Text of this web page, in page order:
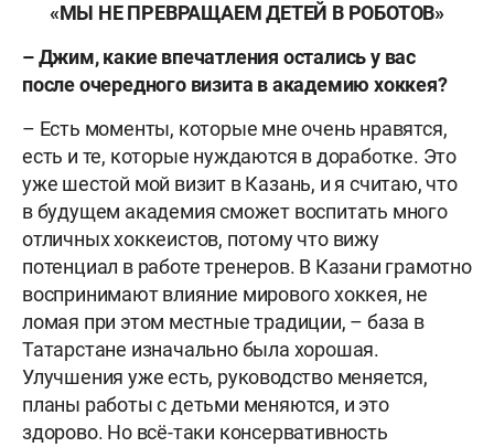
«МЫ НЕ ПРЕВРАЩАЕМ ДЕТЕЙ В РОБОТОВ»
– Джим, какие впечатления остались у вас
после очередного визита в академию хоккея?
– Есть моменты, которые мне очень нравятся,
есть и те, которые нуждаются в доработке. Это
уже шестой мой визит в Казань, и я считаю, что
в будущем академия сможет воспитать много
отличных хоккеистов, потому что вижу
потенциал в работе тренеров. В Казани грамотно
воспринимают влияние мирового хоккея, не
ломая при этом местные традиции, – база в
Татарстане изначально была хорошая.
Улучшения уже есть, руководство меняется,
планы работы с детьми меняются, и это
здорово. Но всё-таки консервативность